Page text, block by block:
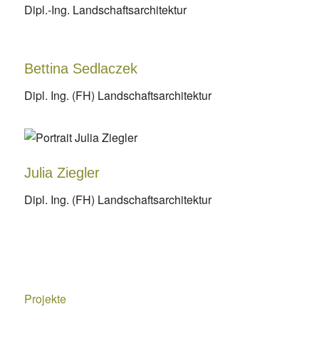
Dipl.-Ing. Landschaftsarchitektur
Bettina Sedlaczek
Dipl. Ing. (FH) Landschaftsarchitektur
Julia Ziegler
Dipl. Ing. (FH) Landschaftsarchitektur
Projekte